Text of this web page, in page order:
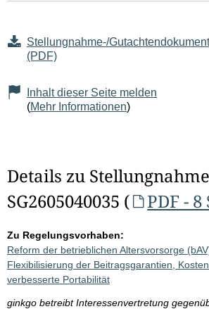
Stellungnahme-/
(PDF)
Inhalt dieser Seite melden
(Mehr Informationen)
Details zu
SG2605040035 (
PDF -
Zu Regelungsvorhaben:
Reform der betrieblichen Altersvorsorge
Flexibilisierung der Beitragsgarantien,
verbesserte Portabilität
ginkgo betreibt Interessenvertretung